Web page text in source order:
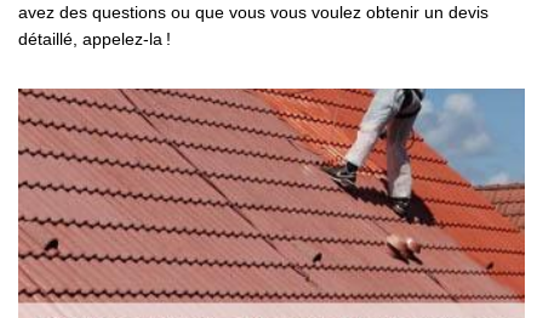
avez des questions ou que vous vous voulez obtenir un devis
détaillé, appelez-la !